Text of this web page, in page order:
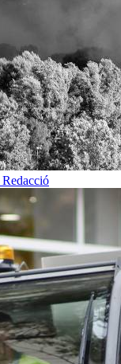
Redacció